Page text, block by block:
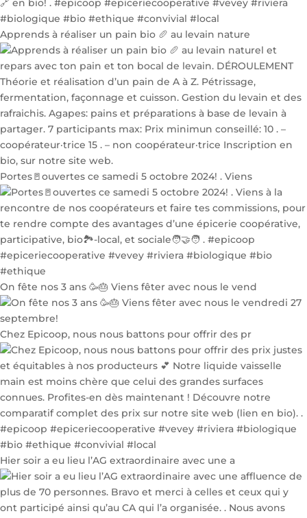
Apprends à réaliser un pain bio 🥖 au levain nature
Portes🚪ouvertes ce samedi 5 octobre 2024! . Viens
On fête nos 3 ans 🥳🎂 Viens fêter avec nous le vend
Chez Epicoop, nous nous battons pour offrir des pr
Hier soir a eu lieu l’AG extraordinaire avec une a